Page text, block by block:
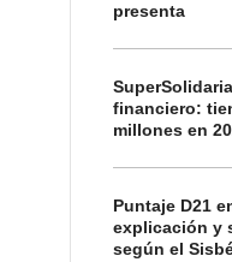
presenta
financiero:
millones en
Puntaje D21
explicación y
según el